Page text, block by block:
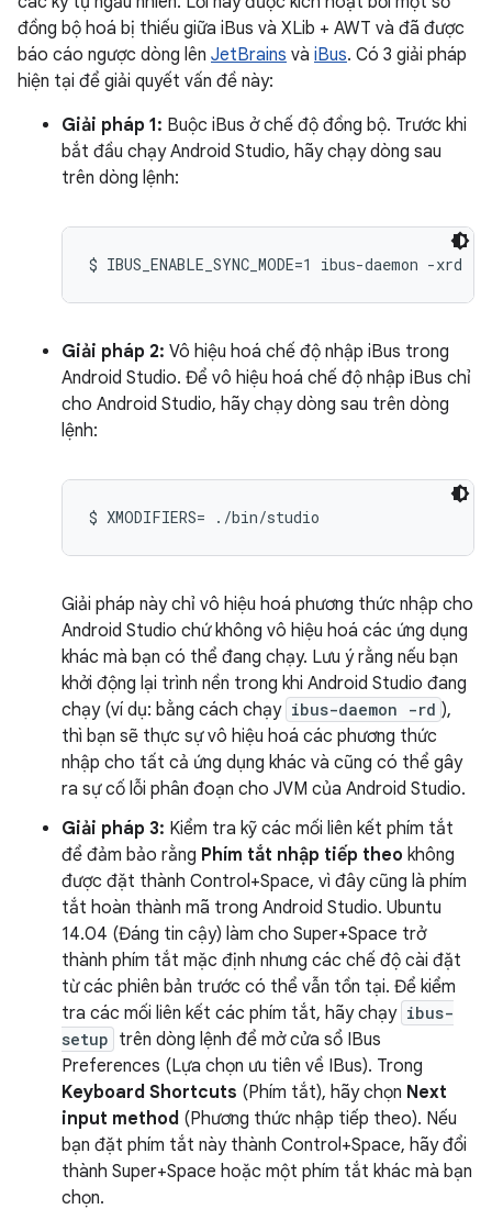
đồng bộ hoá bị thiếu giữa iBus và XLib + AWT và đã được
báo cáo ngược dòng lên JetBrains và iBus. Có 3 giải pháp
hiện tại để giải quyết vấn đề này:
Giải pháp 1: Buộc iBus ở chế độ đồng bộ. Trước khi
bắt đầu chạy Android Studio, hãy chạy dòng sau
trên dòng lệnh:
$ IBUS_ENABLE_SYNC_MODE=1 ibus-daemon -xrd
Giải pháp 2: Vô hiệu hoá chế độ nhập iBus trong
Android Studio. Để vô hiệu hoá chế độ nhập iBus chỉ
cho Android Studio, hãy chạy dòng sau trên dòng
lệnh:
$ XMODIFIERS= ./bin/studio
Giải pháp này chỉ vô hiệu hoá phương thức nhập cho
Android Studio chứ không vô hiệu hoá các ứng dụng
khác mà bạn có thể đang chạy. Lưu ý rằng nếu bạn
khởi động lại trình nền trong khi Android Studio đang
chạy (ví dụ: bằng cách chạy ibus-daemon -rd ),
thì bạn sẽ thực sự vô hiệu hoá các phương thức
nhập cho tất cả ứng dụng khác và cũng có thể gây
ra sự cố lỗi phân đoạn cho JVM của Android Studio.
Giải pháp 3: Kiểm tra kỹ các mối liên kết phím tắt
để đảm bảo rằng Phím tắt nhập tiếp theo không
được đặt thành Control+Space, vì đây cũng là phím
tắt hoàn thành mã trong Android Studio. Ubuntu
14.04 (Đáng tin cậy) làm cho Super+Space trở
thành phím tắt mặc định nhưng các chế độ cài đặt
từ các phiên bản trước có thể vẫn tồn tại. Để kiểm
tra các mối liên kết các phím tắt, hãy chạy ibus-
setup trên dòng lệnh để mở cửa sổ IBus
Preferences (Lựa chọn ưu tiên về IBus). Trong
Keyboard Shortcuts (Phím tắt), hãy chọn Next
input method (Phương thức nhập tiếp theo). Nếu
bạn đặt phím tắt này thành Control+Space, hãy đổi
thành Super+Space hoặc một phím tắt khác mà bạn
chọn.